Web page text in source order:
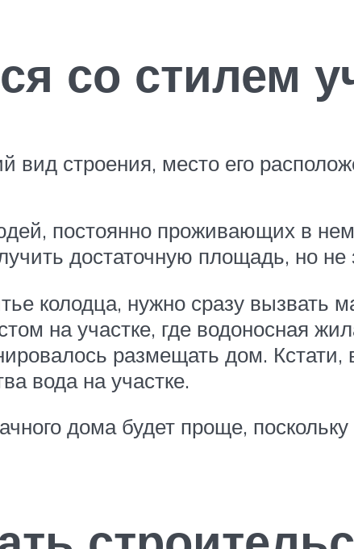
со стилем
вид строения, место его
постоянно проживающих в
достаточную площадь, но не
колодца, нужно сразу вызвать
на участке, где водоносная
размещать дом.
вода на участке.
дома будет проще,